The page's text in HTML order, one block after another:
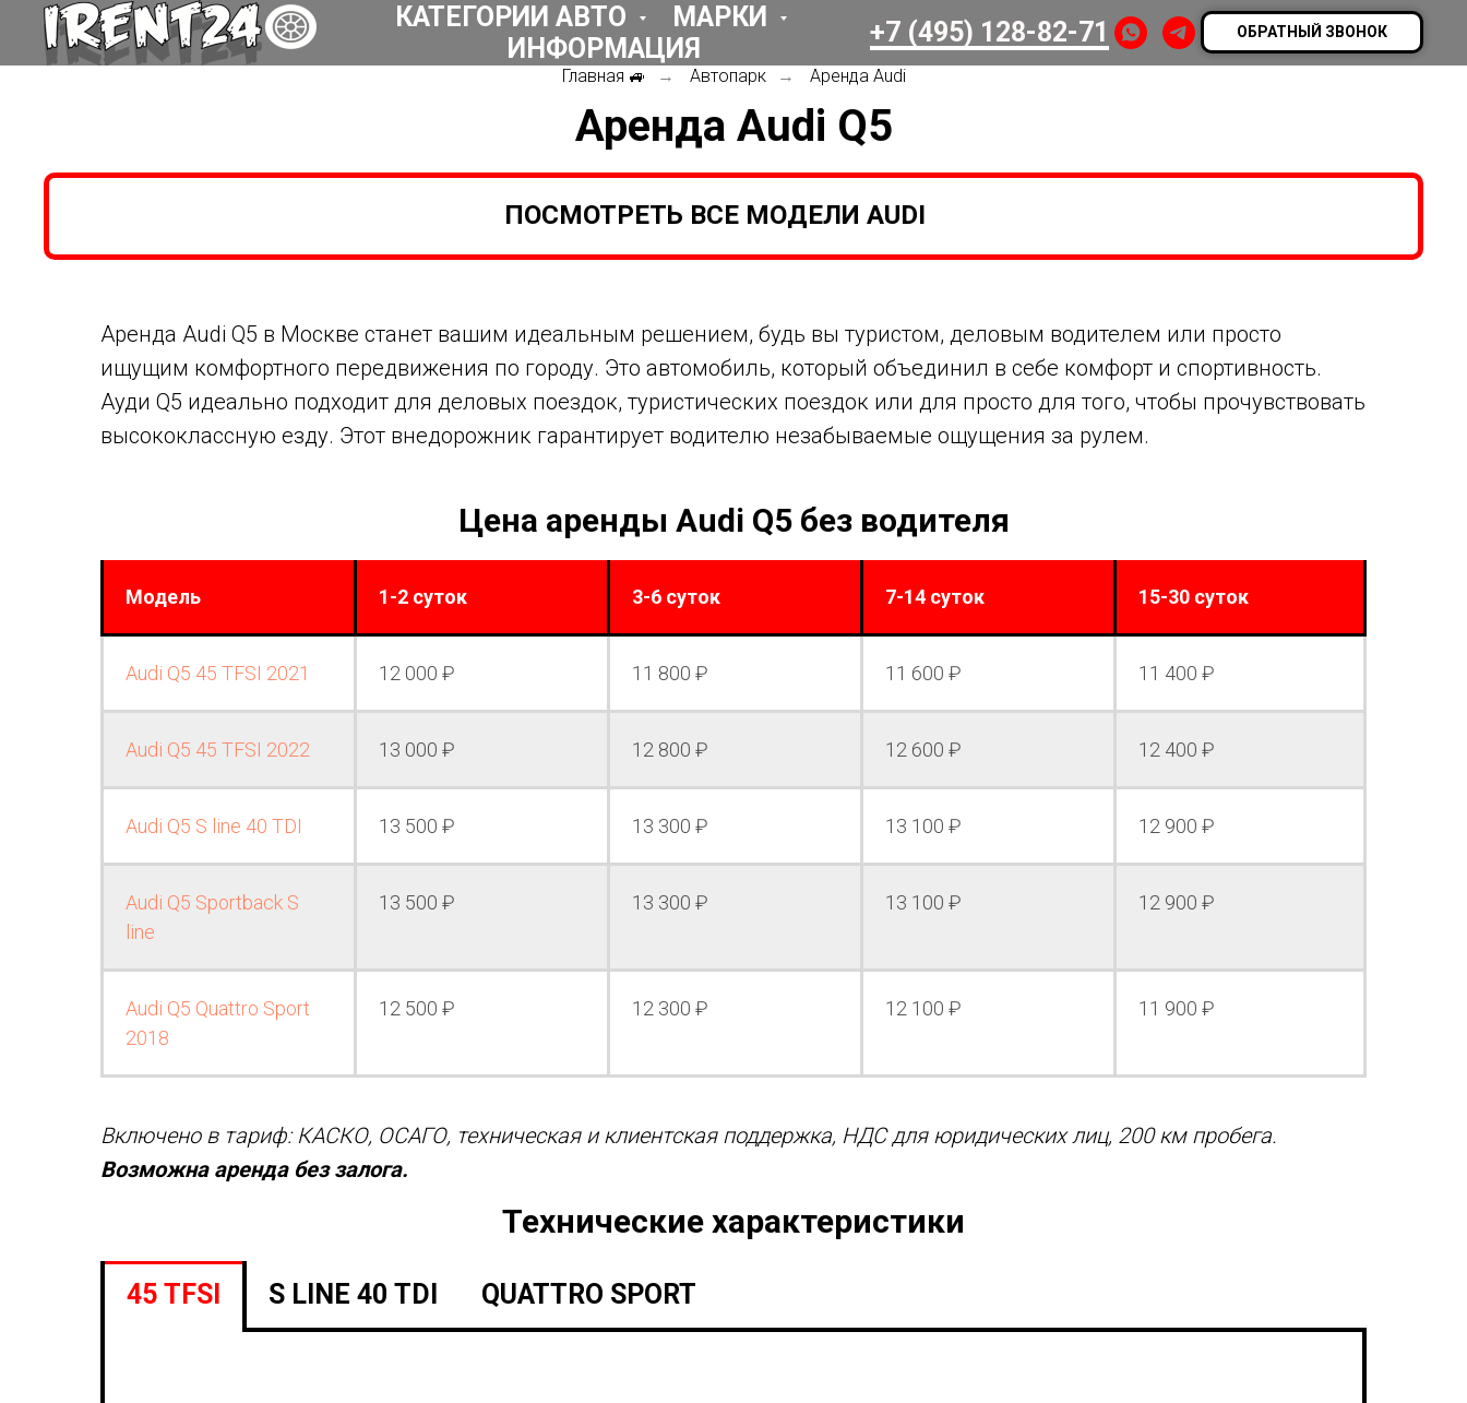
КАТЕГОРИИ АВТО
МАРКИ
ИНФОРМАЦИЯ
+7 (495) 128-82-71 ОБРАТНЫЙ ЗВОНОК
Главная 🚙 → Автопарк → Аренда Audi
Аренда Audi Q5
ПОСМОТРЕТЬ ВСЕ МОДЕЛИ AUDI
Аренда Audi Q5 в Москве станет вашим идеальным решением, будь вы туристом, деловым водителем или просто
ищущим комфортного передвижения по городу. Это автомобиль, который объединил в себе комфорт и спортивность.
Ауди Q5 идеально подходит для деловых поездок, туристических поездок или для просто для того, чтобы прочувствовать
высококлассную езду. Этот внедорожник гарантирует водителю незабываемые ощущения за рулем.
Цена аренды Audi Q5 без водителя
Модель 1-2 суток 3-6 суток 7-14 суток 15-30 суток
Audi Q5 45 TFSI 2021 12 000 ₽ 11 800 ₽ 11 600 ₽ 11 400 ₽
Audi Q5 45 TFSI 2022 13 000 ₽ 12 800 ₽ 12 600 ₽ 12 400 ₽
Audi Q5 S line 40 TDI 13 500 ₽ 13 300 ₽ 13 100 ₽ 12 900 ₽
Audi Q5 Sportback S
line
13 500 ₽ 13 300 ₽ 13 100 ₽ 12 900 ₽
Audi Q5 Quattro Sport
2018
12 500 ₽ 12 300 ₽ 12 100 ₽ 11 900 ₽
Включено в тариф: КАСКО, ОСАГО, техническая и клиентская поддержка, НДС для юридических лиц, 200 км пробега.
Возможна аренда без залога.
Технические характеристики
45 TFSI S LINE 40 TDI QUATTRO SPORT